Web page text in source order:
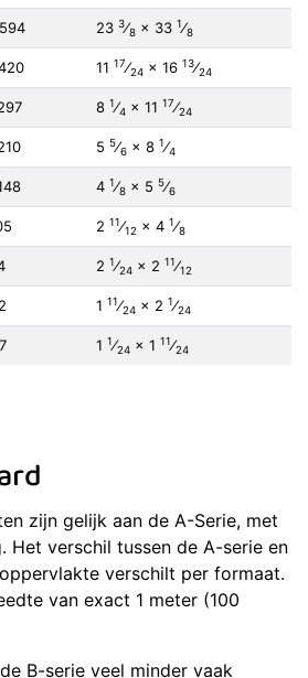
23 3⁄8 × 33 1⁄8
11 17⁄24 × 16 13⁄24
8 1⁄4 × 11 17⁄24
5 5⁄6 × 8 1⁄4
4 1⁄8 × 5 5⁄6
2 11⁄12 × 4 1⁄8
2 1⁄24 × 2 11⁄12
1 11⁄24 × 2 1⁄24
1 1⁄24 × 1 11⁄24
zijn gelijk aan de A-Serie, met
Het verschil tussen de A-serie en
verschilt per formaat.
van exact 1 meter (100
B-serie veel minder vaak